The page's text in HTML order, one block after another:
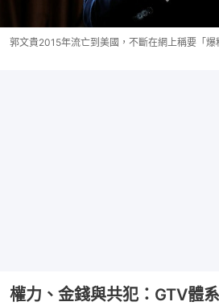
郭文貴2015年流亡到美國，不斷在網上稱要「爆
權力、金錢與共犯：GTV體